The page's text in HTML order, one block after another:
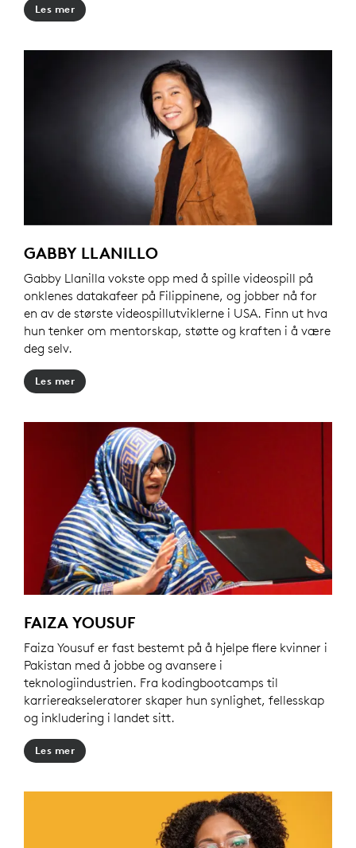
Les mer
GABBY LLANILLO
Gabby Llanilla vokste opp med å spille videospill på
onklenes datakafeer på Filippinene, og jobber nå for
en av de største videospillutviklerne i USA. Finn ut hva
hun tenker om mentorskap, støtte og kraften i å være
deg selv.
Les mer
FAIZA YOUSUF
Faiza Yousuf er fast bestemt på å hjelpe flere kvinner i
Pakistan med å jobbe og avansere i
teknologiindustrien. Fra kodingbootcamps til
karriereakseleratorer skaper hun synlighet, fellesskap
og inkludering i landet sitt.
Les mer